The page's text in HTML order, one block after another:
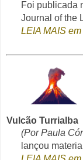
Foi publicada
Journal of the
LEIA MAIS
Vulcão Turrialba
(Por Paula
lançou